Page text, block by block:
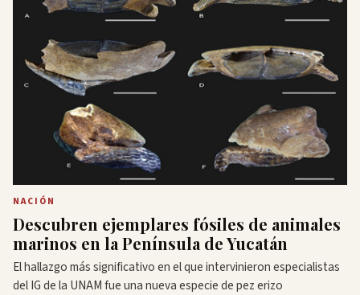
NACIÓN
Descubren ejemplares fósiles de animales
marinos en la Península de Yucatán
El hallazgo más significativo en el que intervinieron especialistas
del IG de la UNAM fue una nueva especie de pez erizo